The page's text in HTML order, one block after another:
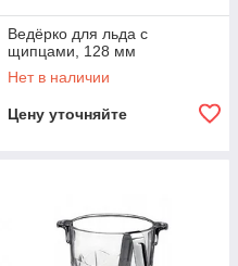
Ведёрко для льда с
щипцами, 128 мм
Нет в наличии
Цену уточняйте